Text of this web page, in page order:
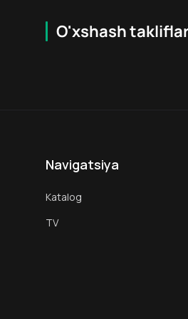
O'xshash
Navigatsiya
Katalog
TV